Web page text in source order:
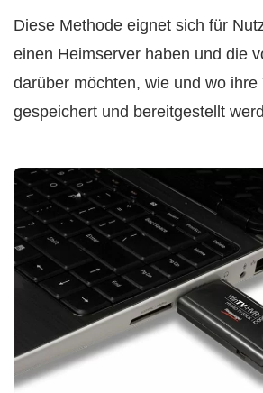
Diese Methode eignet sich für
einen Heimserver haben und die
darüber möchten, wie und wo ihre
gespeichert und bereitgestellt